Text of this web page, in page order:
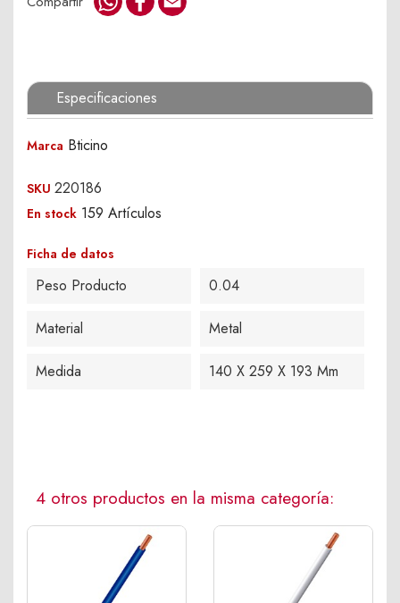
Especificaciones
Marca Bticino
SKU 220186
En stock 159 Artículos
Ficha de datos
Peso Producto 0.04
Material Metal
Medida 140 X 259 X 193 Mm
4 otros productos en la misma categoría: